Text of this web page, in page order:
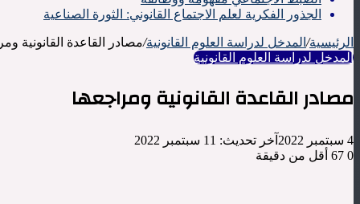
الجذور الفكرية لعلم الاجتماع القانوني: الثورة الصناعية
الرئيسية/ المدخل لدراسة العلوم القانونية/مصادر القاعدة القانونية
المدخل لدراسة العلوم القانونية
مصادر القاعدة القانونية ومراجعها
4 سبتمبر 2022
آخر تحديث: 11 سبتمبر 2022
0
أقل من دقيقة